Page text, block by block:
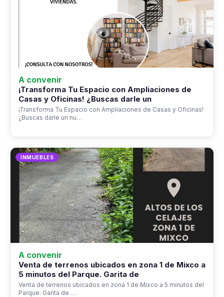
A convenir
¡Transforma Tu Espacio con Ampliaciones de
Casas y Oficinas! ¿Buscas darle un
¡Transforma Tu Espacio con Ampliaciones de Casas y Oficinas!
¿Buscas darle un nu…
INMUEBLES
A convenir
Venta de terrenos ubicados en zona 1 de Mixco a
5 minutos del Parque. Garita de
Venta de terrenos ubicados en zona 1 de Mixco a 5 minutos del
Parque. Garita de …